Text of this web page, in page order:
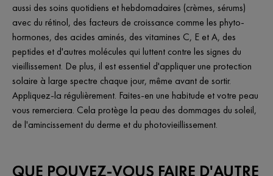
aussi des soins quotidiens et hebdomadaires (crèmes, sérums)
avec du rétinol, des facteurs de croissance comme les phyto-
hormones, des acides aminés, des vitamines C, E et A, des
peptides et d'autres molécules qui luttent contre les signes du
vieillissement. De plus, il est essentiel d'appliquer une protection
solaire à large spectre chaque jour, même avant de sortir.
Appliquez-la régulièrement. Faites-en une habitude et votre peau
vous remerciera. Cela protège la peau des dommages du soleil,
de l'amincissement du derme et du photovieillissement.
QUE POUVEZ-VOUS FAIRE D'AUTRE